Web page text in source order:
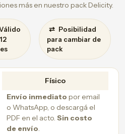
más en nuestro pack Delicity.
⇄ Posibilidad
para cambiar de
pack
Físico
Envío inmediato por email
o WhatsApp, o descargá el
PDF en el acto. Sin costo
de envío.